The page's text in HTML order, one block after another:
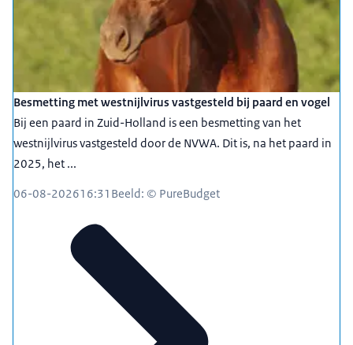
Besmetting met westnijlvirus vastgesteld bij paard en vogel
Bij een paard in Zuid-Holland is een besmetting van het
westnijlvirus vastgesteld door de NVWA. Dit is, na het paard in
2025, het ...
06-08-202616:31 Beeld: © PureBudget